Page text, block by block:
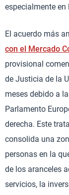
especialmente en
El acuerdo más
con el Mercado
provisional
de Justicia de la
meses debido a
Parlamento
derecha. Este
consolida una
personas en la
de los aranceles
servicios, la